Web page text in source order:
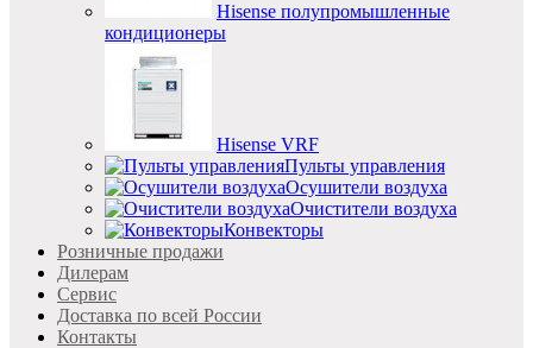
Hisense полупромышленные
кондиционеры
Hisense VRF
Пульты управления
Осушители воздуха
Очистители воздуха
Конвекторы
Розничные продажи
Дилерам
Cервис
Доставка по всей России
Контакты